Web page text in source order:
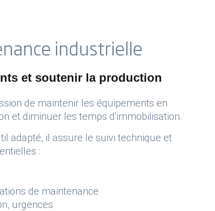
industrielle
et soutenir la production
de maintenir les équipements en
et diminuer les temps d'immobilisation.
adapté, il assure le suivi technique et
:
de maintenance
urgences